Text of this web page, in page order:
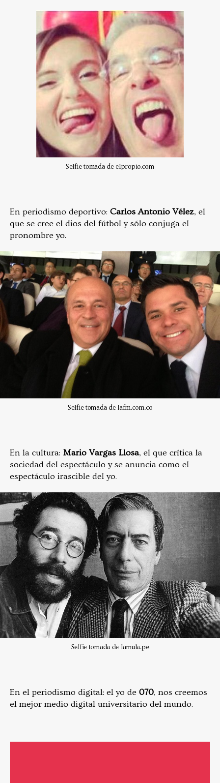
Selfie tomada de elpropio.com
En periodismo deportivo: Carlos Antonio Vélez, el
que se cree el dios del fútbol y sólo conjuga el
pronombre yo.
Selfie tomada de lafm.com.co
En la cultura: Mario Vargas Llosa, el que crítica la
sociedad del espectáculo y se anuncia como el
espectáculo irascible del yo.
Selfie tomada de lamula.pe
En el periodismo digital: el yo de 070, nos creemos
el mejor medio digital universitario del mundo.